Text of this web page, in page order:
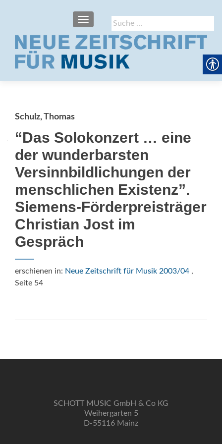
Suche
nach:
SCHALTE NAVIGATION
Schulz, Thomas
“Das Solokonzert … eine
der wunderbarsten
Versinnbildlichungen der
menschlichen Existenz”.
Siemens-Förderpreisträger
Christian Jost im
Gespräch
erschienen in: Neue Zeitschrift für Musik 2003/04 ,
Seite 54
SCHOTT MUSIC GmbH & Co KG
Weihergarten 5
D-55116 Mainz